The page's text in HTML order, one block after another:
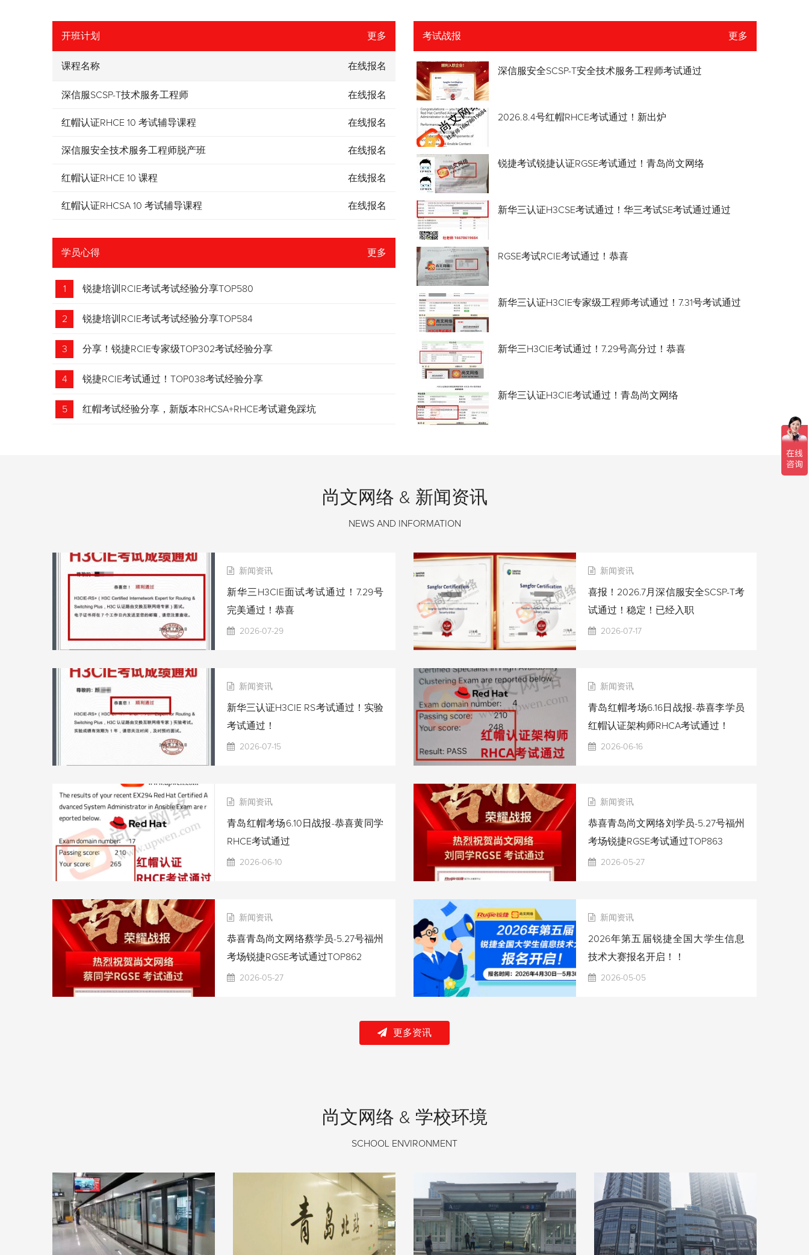
开班计划 更多
课程名称 在线报名
深信服SCSP-T技术服务工程师 在线报名
红帽认证RHCE 10 考试辅导课程 在线报名
深信服安全技术服务工程师脱产班 在线报名
红帽认证RHCE 10 课程 在线报名
红帽认证RHCSA 10 考试辅导课程 在线报名
学员心得 更多
1 锐捷培训RCIE考试考试经验分享TOP580
2 锐捷培训RCIE考试考试经验分享TOP584
3 分享！锐捷RCIE专家级TOP302考试经验分享
4 锐捷RCIE考试通过！TOP038考试经验分享
5 红帽考试经验分享，新版本RHCSA+RHCE考试避免踩坑
考试战报 更多
深信服安全SCSP-T安全技术服务工程师考试通过
2026.8.4号红帽RHCE考试通过！新出炉
锐捷考试锐捷认证RGSE考试通过！青岛尚文网络
新华三认证H3CSE考试通过！华三考试SE考试通过通过
RGSE考试RCIE考试通过！恭喜
新华三认证H3CIE专家级工程师考试通过！7.31号考试通过
新华三H3CIE考试通过！7.29号高分过！恭喜
新华三认证H3CIE考试通过！青岛尚文网络
尚文网络 & 新闻资讯
NEWS AND INFORMATION
新闻资讯
新华三H3CIE面试考试通过！7.29号
完美通过！恭喜
2026-07-29
新闻资讯
喜报！2026.7月深信服安全SCSP-T考
试通过！稳定！已经入职
2026-07-17
新闻资讯
新华三认证H3CIE RS考试通过！实验
考试通过！
2026-07-15
新闻资讯
青岛红帽考场6.16日战报-恭喜李学员
红帽认证架构师RHCA考试通过！
2026-06-16
新闻资讯
青岛红帽考场6.10日战报-恭喜黄同学
RHCE考试通过
2026-06-10
新闻资讯
恭喜青岛尚文网络刘学员-5.27号福州
考场锐捷RGSE考试通过TOP863
2026-05-27
新闻资讯
恭喜青岛尚文网络蔡学员-5.27号福州
考场锐捷RGSE考试通过TOP862
2026-05-27
新闻资讯
2026年第五届锐捷全国大学生信息
技术大赛报名开启！！
2026-05-05
更多资讯
尚文网络 & 学校环境
SCHOOL ENVIRONMENT